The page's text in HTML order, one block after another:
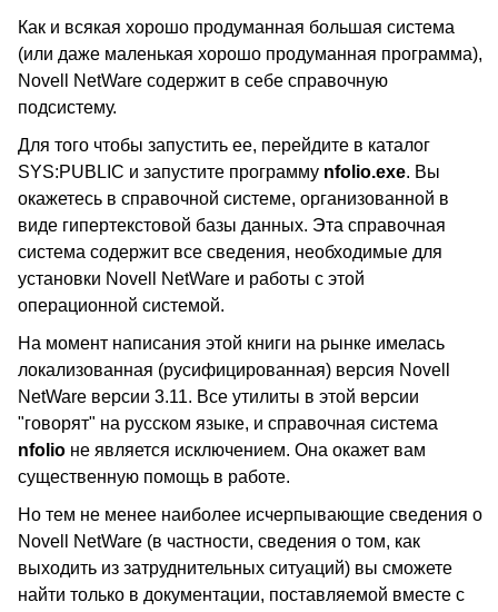
Как и всякая хорошо продуманная большая система
(или даже маленькая хорошо продуманная программа),
Novell NetWare содержит в себе справочную
подсистему.
Для того чтобы запустить ее, перейдите в каталог
SYS:PUBLIC и запустите программу nfolio.exe. Вы
окажетесь в справочной системе, организованной в
виде гипертекстовой базы данных. Эта справочная
система содержит все сведения, необходимые для
установки Novell NetWare и работы с этой
операционной системой.
На момент написания этой книги на рынке имелась
локализованная (русифицированная) версия Novell
NetWare версии 3.11. Все утилиты в этой версии
"говорят" на русском языке, и справочная система
nfolio не является исключением. Она окажет вам
существенную помощь в работе.
Но тем не менее наиболее исчерпывающие сведения о
Novell NetWare (в частности, сведения о том, как
выходить из затруднительных ситуаций) вы сможете
найти только в документации, поставляемой вместе с